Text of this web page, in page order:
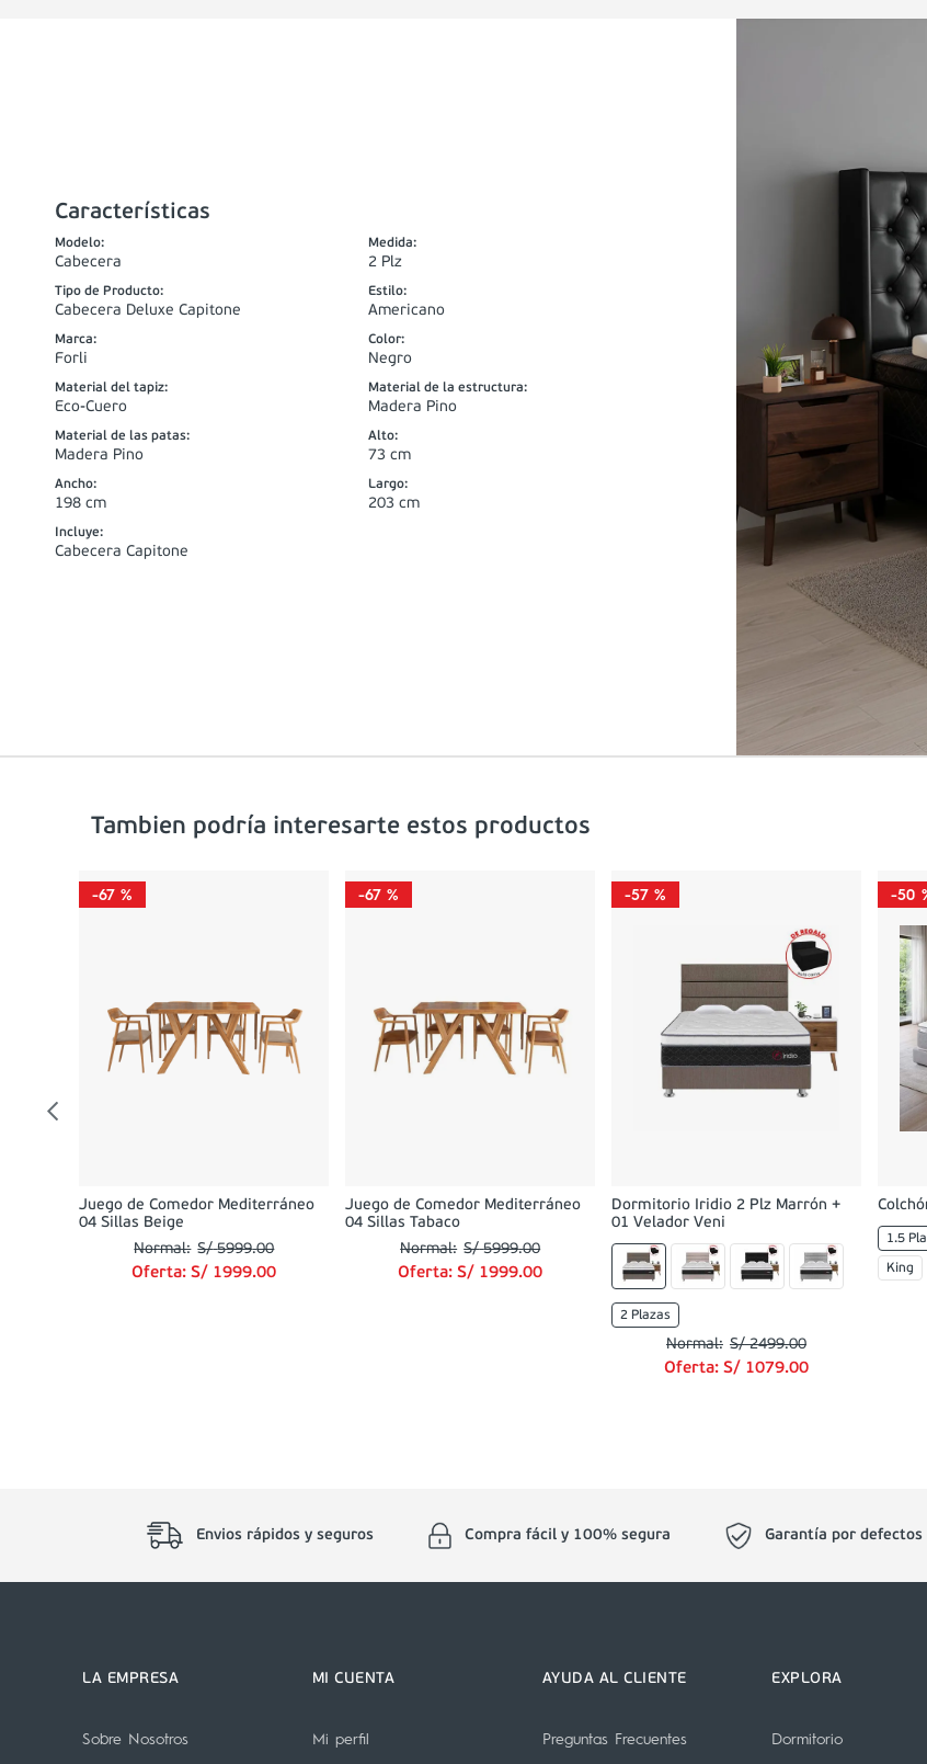
Características
Modelo:
Cabecera
Medida:
2 Plz
Tipo de Producto:
Cabecera Deluxe Capitone
Estilo:
Americano
Marca:
Forli
Color:
Negro
Material del tapiz:
Eco-Cuero
Material de la estructura:
Madera Pino
Material de las patas:
Madera Pino
Alto:
73 cm
Ancho:
198 cm
Largo:
203 cm
Incluye:
Cabecera Capitone
Tambien podría interesarte estos productos
-67 %
Juego de Comedor Mediterráneo
04 Sillas Beige
S/ 5999.00
Oferta:S/ 1999.00
-67 %
Juego de Comedor Mediterráneo
04 Sillas Tabaco
S/ 5999.00
Oferta:S/ 1999.00
-57 %
Dormitorio Iridio 2 Plz Marrón +
01 Velador Veni
2 Plazas
S/ 2499.00
Oferta: S/ 1079.00
-50
1.5
King
Envios rápidos y seguros Compra fácil y 100% segura Garantía por defectos
LA EMPRESA
Sobre Nosotros
MI CUENTA
Mi perfil
AYUDA AL CLIENTE
Preguntas Frecuentes
EXPLORA
Dormitorio